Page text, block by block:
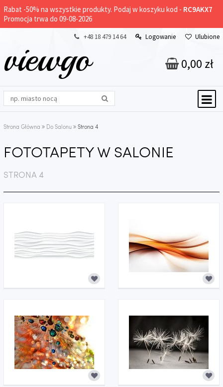
Rabat -50% na wszystkie produkty. Podaj w koszyku kod - RC9AKX7
Promocja trwa do 09-08-2026
+48 18 479 14 64 Logowanie Ulubione
viewgo 0,00 zł
Strona Główna Do Salonu Strona 4
FOTOTAPETY W SALONIE
STRONA 4